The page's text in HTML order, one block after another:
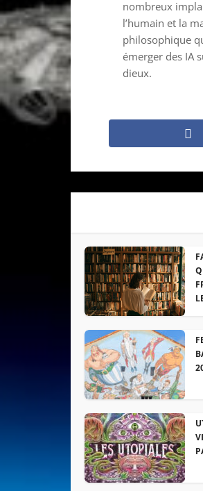
nombreux
l’humain et la
philosophique
émerger des IA
dieux.